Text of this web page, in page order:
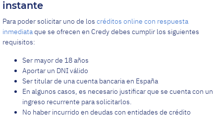
instante
Para poder solicitar uno de los créditos online con respuesta
inmediataque se ofrecen en Credy debes cumplir los siguientes
requisitos:
Ser mayor de 18 años
Aportar un DNI válido
Ser titular de una cuenta bancaria en España
En algunos casos, es necesario justificar que se cuenta con un
ingreso recurrente para solicitarlos.
No haber incurrido en deudas con entidades de crédito